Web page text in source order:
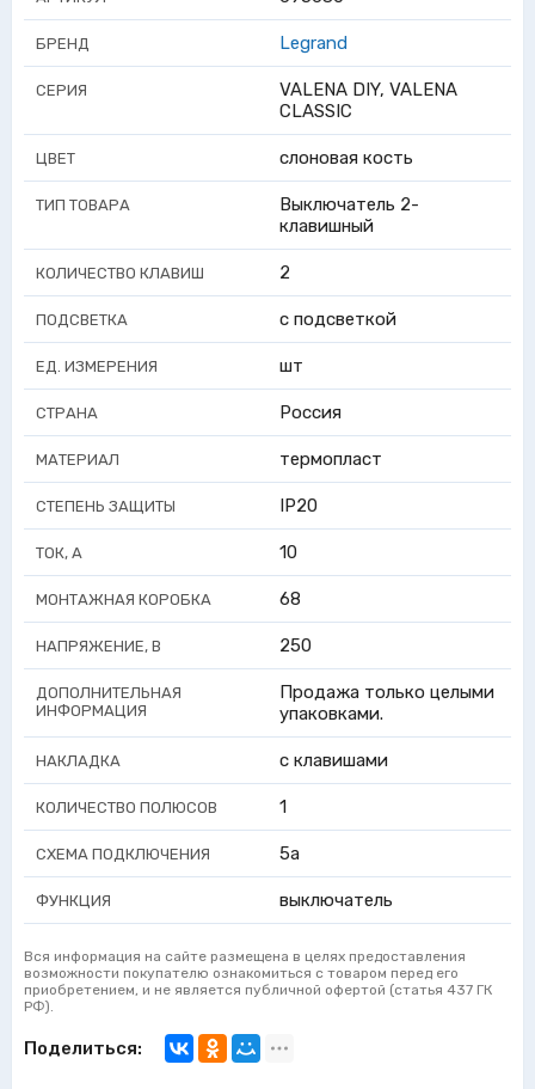
БРЕНД Legrand
СЕРИЯ
VALENA DIY, VALENA
CLASSIC
ЦВЕТ слоновая кость
ТИП ТОВАРА
Выключатель 2-
клавишный
КОЛИЧЕСТВО КЛАВИШ 2
ПОДСВЕТКА с подсветкой
ЕД. ИЗМЕРЕНИЯ шт
СТРАНА Россия
МАТЕРИАЛ термопласт
СТЕПЕНЬ ЗАЩИТЫ IP20
ТОК, А 10
МОНТАЖНАЯ КОРОБКА 68
НАПРЯЖЕНИЕ, В 250
ДОПОЛНИТЕЛЬНАЯ
ИНФОРМАЦИЯ
Продажа только целыми
упаковками.
НАКЛАДКА с клавишами
КОЛИЧЕСТВО ПОЛЮСОВ 1
СХЕМА ПОДКЛЮЧЕНИЯ 5a
ФУНКЦИЯ выключатель
Вся информация на сайте размещена в целях предоставления
возможности покупателю ознакомиться с товаром перед его
приобретением, и не является публичной офертой (статья 437 ГК
РФ).
Поделиться: